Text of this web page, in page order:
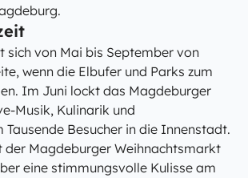
sich von Mai bis September von
wenn die Elbufer und Parks zum
Im Juni lockt das Magdeburger
Musik, Kulinarik und
Besucher in die Innenstadt.
Magdeburger Weihnachtsmarkt
eine stimmungsvolle Kulisse am